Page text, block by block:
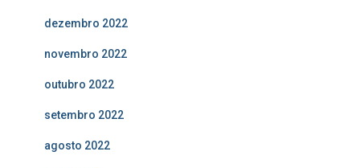
dezembro 2022
novembro 2022
outubro 2022
setembro 2022
agosto 2022